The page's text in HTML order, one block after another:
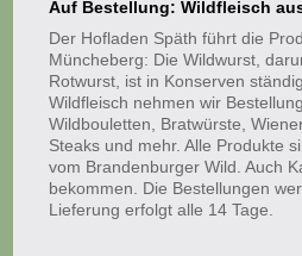
Auf Bestellung: Wildfleisch
Der Hofladen Späth führt die
Müncheberg: Die Wildwurst,
Rotwurst, ist in Konserven
Wildfleisch nehmen wir
Wildbouletten, Bratwürste,
Steaks und mehr. Alle Produkte
vom Brandenburger Wild. Auch
bekommen. Die Bestellungen
Lieferung erfolgt alle 14 Tage.